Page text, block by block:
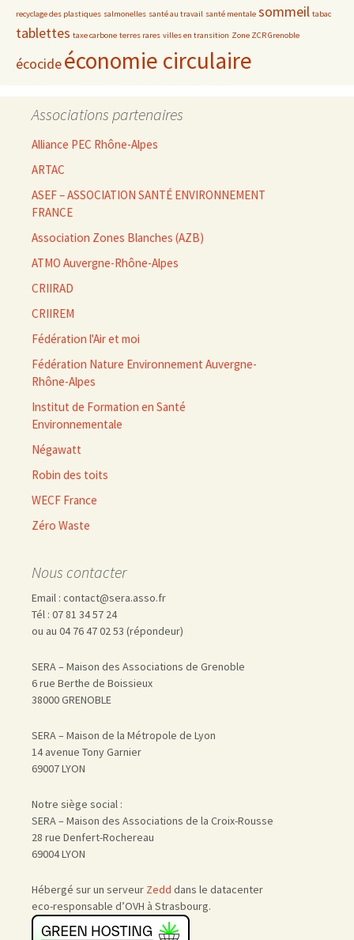
recyclage des plastiques salmonelles santé au travail santé mentale sommeil tabac
tablettes taxe carbone terres rares villes en transition Zone ZCR Grenoble
écocideéconomie circulaire
Associations partenaires
Alliance PEC Rhône-Alpes
ARTAC
ASEF – ASSOCIATION SANTÉ ENVIRONNEMENT
FRANCE
Association Zones Blanches (AZB)
ATMO Auvergne-Rhône-Alpes
CRIIRAD
CRIIREM
Fédération l'Air et moi
Fédération Nature Environnement Auvergne-
Rhône-Alpes
Institut de Formation en Santé
Environnementale
Négawatt
Robin des toits
WECF France
Zéro Waste
Nous contacter
Email : contact@sera.asso.fr
Tél : 07 81 34 57 24
ou au 04 76 47 02 53 (répondeur)
SERA – Maison des Associations de Grenoble
6 rue Berthe de Boissieux
38000 GRENOBLE
SERA – Maison de la Métropole de Lyon
14 avenue Tony Garnier
69007 LYON
Notre siège social :
SERA – Maison des Associations de la Croix-Rousse
28 rue Denfert-Rochereau
69004 LYON
Hébergé sur un serveur Zedd dans le datacenter
eco-responsable d’OVH à Strasbourg.